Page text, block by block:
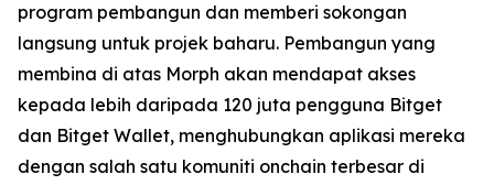
program pembangun dan memberi sokongan
langsung untuk projek baharu. Pembangun yang
membina di atas Morph akan mendapat akses
kepada lebih daripada 120 juta pengguna Bitget
dan Bitget Wallet, menghubungkan aplikasi mereka
dengan salah satu komuniti onchain terbesar di